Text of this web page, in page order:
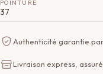
POINTURE
37
Authenticité garantie
Livraison express,